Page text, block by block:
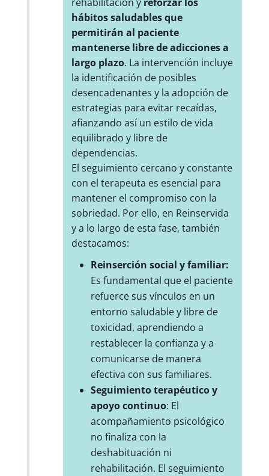
hábitos saludables que
permitirán al paciente
mantenerse libre de adicciones a
largo plazo. La intervención incluye
la identificación de posibles
desencadenantes y la adopción de
estrategias para evitar recaídas,
afianzando así un estilo de vida
equilibrado y libre de
dependencias.
El seguimiento cercano y constante
con el terapeuta es esencial para
mantener el compromiso con la
sobriedad. Por ello, en Reinservida
y a lo largo de esta fase, también
destacamos:
Reinserción social y familiar:
Es fundamental que el paciente
refuerce sus vínculos en un
entorno saludable y libre de
toxicidad, aprendiendo a
restablecer la confianza y a
comunicarse de manera
efectiva con sus familiares.
Seguimiento terapéutico y
apoyo continuo: El
acompañamiento psicológico
no finaliza con la
deshabituación ni
rehabilitación. El seguimiento